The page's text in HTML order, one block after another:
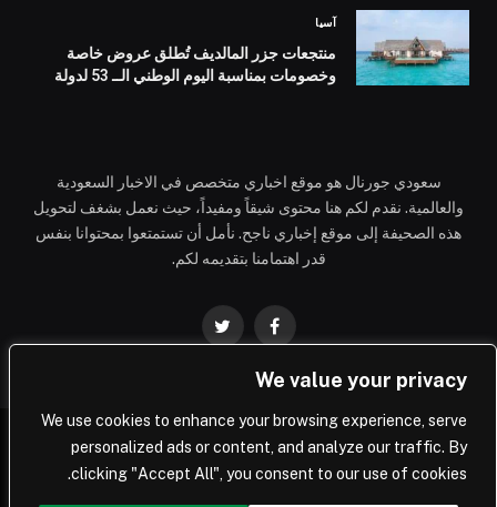
We value your privacy
We use cookies to enhance your browsing experience, serve
personalized ads or content, and analyze our traffic. By
clicking "Accept All", you consent to our use of cookies.
آسيا
منتجعات جزر المالديف تُطلق عروض خاصة
وخصومات بمناسبة اليوم الوطني الــ 53 لدولة
سعودي جورنال هو موقع اخباري متخصص في الاخبار السعودية
والعالمية. نقدم لكم هنا محتوى شيقاً ومفيداً، حيث نعمل بشغف لتحويل
هذه الصحيفة إلى موقع إخباري ناجح. نأمل أن تستمتعوا بمحتوانا بنفس
قدر اهتمامنا بتقديمه لكم.
فيسبوكتويتر